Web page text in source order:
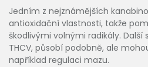
Jedním z nejznámějších
antioxidační vlastnosti, takže
škodlivými volnými radikály. Další
THCV, působí podobně, ale
například regulaci mazu.